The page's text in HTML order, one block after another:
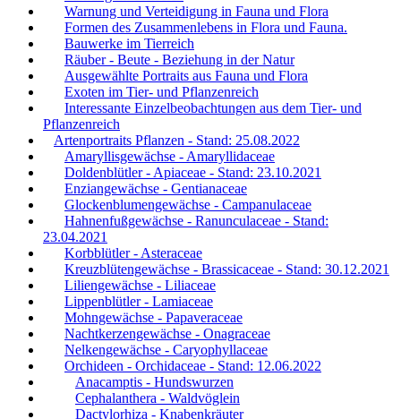
Warnung und Verteidigung in Fauna und Flora
Formen des Zusammenlebens in Flora und Fauna.
Bauwerke im Tierreich
Räuber - Beute - Beziehung in der Natur
Ausgewählte Portraits aus Fauna und Flora
Exoten im Tier- und Pflanzenreich
Interessante Einzelbeobachtungen aus dem Tier- und
Pflanzenreich
Artenportraits Pflanzen - Stand: 25.08.2022
Amaryllisgewächse - Amaryllidaceae
Doldenblütler - Apiaceae - Stand: 23.10.2021
Enziangewächse - Gentianaceae
Glockenblumengewächse - Campanulaceae
Hahnenfußgewächse - Ranunculaceae - Stand:
23.04.2021
Korbblütler - Asteraceae
Kreuzblütengewächse - Brassicaceae - Stand: 30.12.2021
Liliengewächse - Liliaceae
Lippenblütler - Lamiaceae
Mohngewächse - Papaveraceae
Nachtkerzengewächse - Onagraceae
Nelkengewächse - Caryophyllaceae
Orchideen - Orchidaceae - Stand: 12.06.2022
Anacamptis - Hundswurzen
Cephalanthera - Waldvöglein
Dactylorhiza - Knabenkräuter